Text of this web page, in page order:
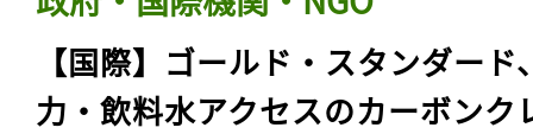
【国際】ゴールド・スタンダード
力・飲料水アクセスのカーボンク